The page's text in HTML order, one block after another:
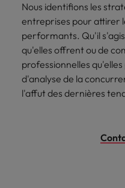
Nous identifions les
entreprises pour attirer
performants. Qu'il
qu'elles offrent ou de
professionnelles
d'analyse de la
l'affut des dernières